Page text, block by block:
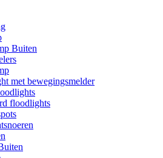
Buiten
met bewegingsmelder
floodlights